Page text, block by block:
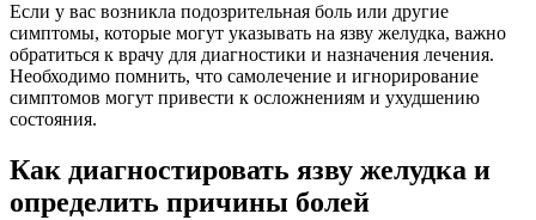
Если у вас возникла подозрительная боль или другие
симптомы, которые могут указывать на язву желудка, важно
обратиться к врачу для диагностики и назначения лечения.
Необходимо помнить, что самолечение и игнорирование
симптомов могут привести к осложнениям и ухудшению
состояния.
Как диагностировать язву желудка и
определить причины болей